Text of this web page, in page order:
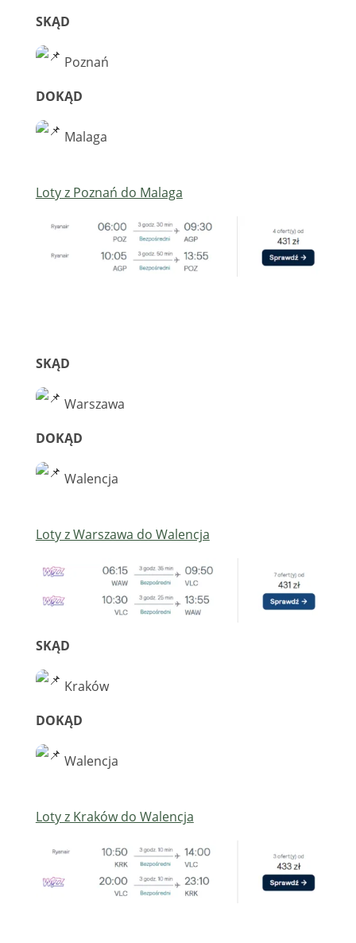
SKĄD
Poznań
DOKĄD
Malaga
Loty z Poznań do Malaga
SKĄD
Warszawa
DOKĄD
Walencja
Loty z Warszawa do Walencja
SKĄD
Kraków
DOKĄD
Walencja
Loty z Kraków do Walencja